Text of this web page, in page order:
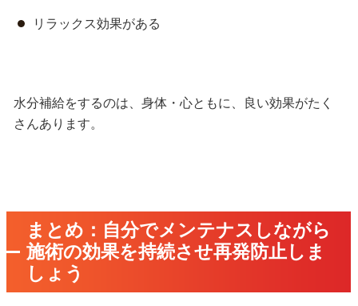
リラックス効果がある
水分補給をするのは、 身体・心ともに、良い効果がたく
さんあります。
まとめ：自分でメンテナスしながら
施術の効果を持続させ再発防止しま
しょう